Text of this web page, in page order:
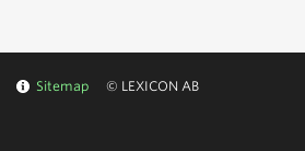
Sitemap © LEXICON AB